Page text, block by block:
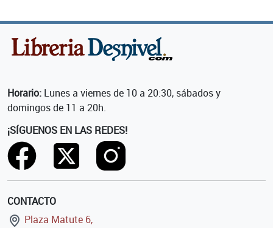
Horario: Lunes a viernes de 10 a 20:30, sábados y
domingos de 11 a 20h.
¡SÍGUENOS EN LAS REDES!
CONTACTO
Plaza Matute 6,